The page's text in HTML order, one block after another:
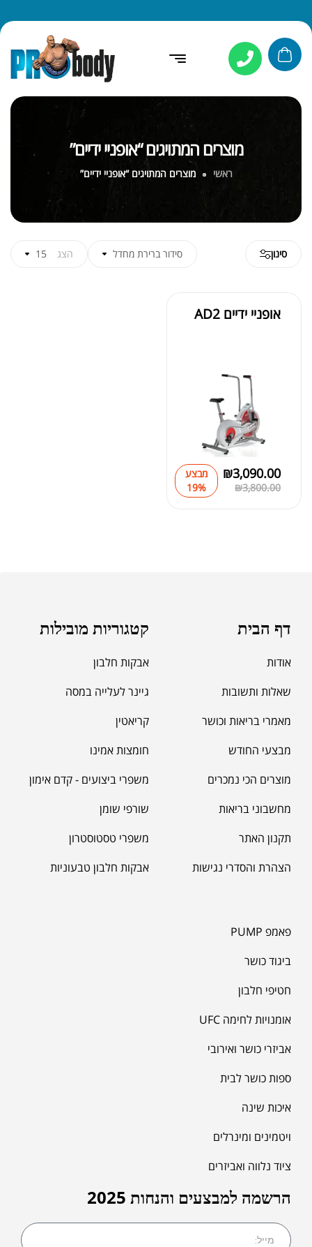
מוצרים המתויגים “אופניי ידיים”
ראשי מוצרים המתויגים “אופניי ידיים”
סינון סידור ברירת מחדל הצג 15
אופניי ידיים AD2
₪3,800.00
₪3,090.00
מבצע
19%
דף הבית
אודות
שאלות ותשובות
מאמרי בריאות וכושר
מבצעי החודש
מוצרים הכי נמכרים
מחשבוני בריאות
תקנון האתר
הצהרת והסדרי נגישות
קטגוריות מובילות
אבקות חלבון
גיינר לעלייה במסה
קריאטין
חומצות אמינו
משפרי ביצועים - קדם אימון
שורפי שומן
משפרי טסטוסטרון
אבקות חלבון טבעוניות
פאמפ PUMP
ביגוד כושר
חטיפי חלבון
אומנויות לחימה UFC
אביזרי כושר ואירובי
ספות כושר לבית
איכות שינה
ויטמינים ומינרלים
ציוד נלווה ואביזרים
הרשמה למבצעים והנחות 2025